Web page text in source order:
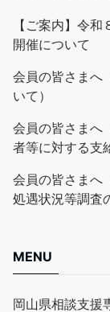
【ご案内】令
開催について
会員の皆さまへ
いて）
会員の皆さまへ
者等に対する支
会員の皆さまへ
処遇状況等調査
MENU
岡山県相談支援